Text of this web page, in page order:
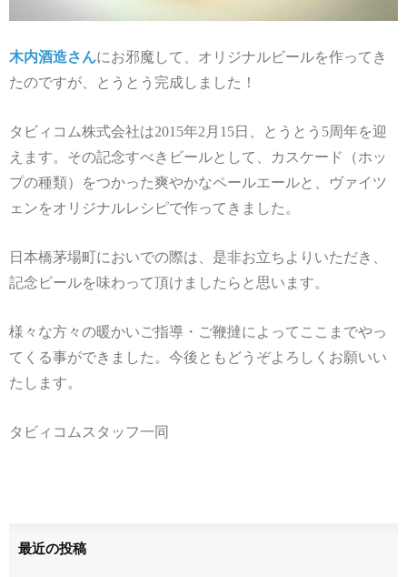
木内酒造さんにお邪魔して、オリジナルビールを作ってき
たのですが、とうとう完成しました！
タビィコム株式会社は2015年2月15日、とうとう5周年を迎
えます。その記念すべきビールとして、カスケード（ホッ
プの種類）をつかった爽やかなペールエールと、ヴァイツ
ェンをオリジナルレシピで作ってきました。
日本橋茅場町においでの際は、是非お立ちよりいただき、
記念ビールを味わって頂けましたらと思います。
様々な方々の暖かいご指導・ご鞭撻によってここまでやっ
てくる事ができました。今後ともどうぞよろしくお願いい
たします。
タビィコムスタッフ一同
最近の投稿